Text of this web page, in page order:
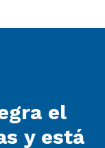
el
y está